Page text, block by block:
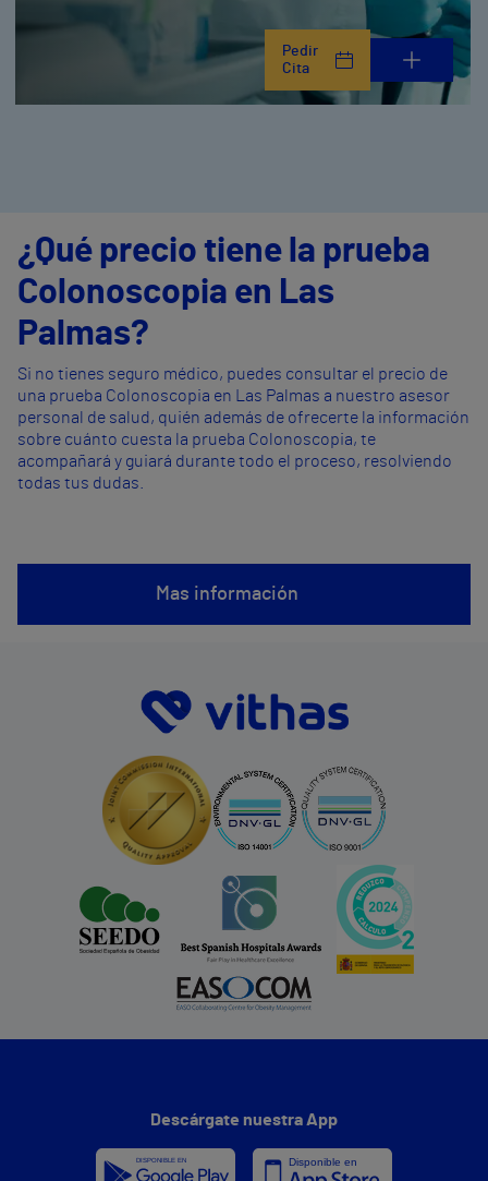
Pedir
Cita
¿Qué precio tiene la prueba
Colonoscopia en Las
Palmas?
Si no tienes seguro médico, puedes consultar el precio de
una prueba Colonoscopia en Las Palmas a nuestro asesor
personal de salud, quién además de ofrecerte la información
sobre cuánto cuesta la prueba Colonoscopia, te
acompañará y guiará durante todo el proceso, resolviendo
todas tus dudas.
Mas información
Descárgate nuestra App